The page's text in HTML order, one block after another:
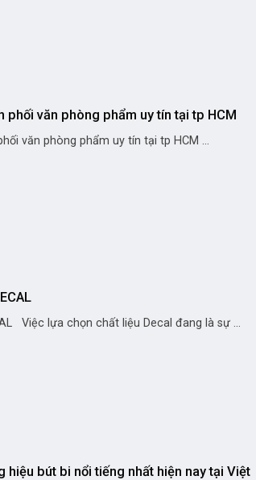
phối văn phòng phẩm uy tín tại tp HCM
văn phòng phẩm uy tín tại tp HCM ...
Việc lựa chọn chất liệu Decal đang là sự ...
hiệu bút bi nổi tiếng nhất hiện nay tại Việt